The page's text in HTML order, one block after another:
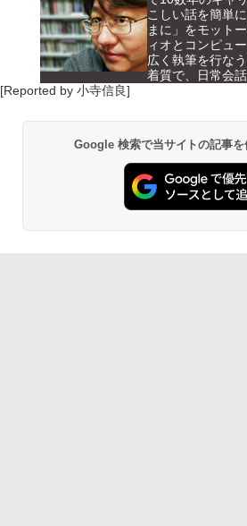
こしい話を簡単
まに」をモット
ィオとコンピュ
広く執筆を行な
着質で、日常会
[Reported by 小寺信良]
Google 検索で当サイトの記事を